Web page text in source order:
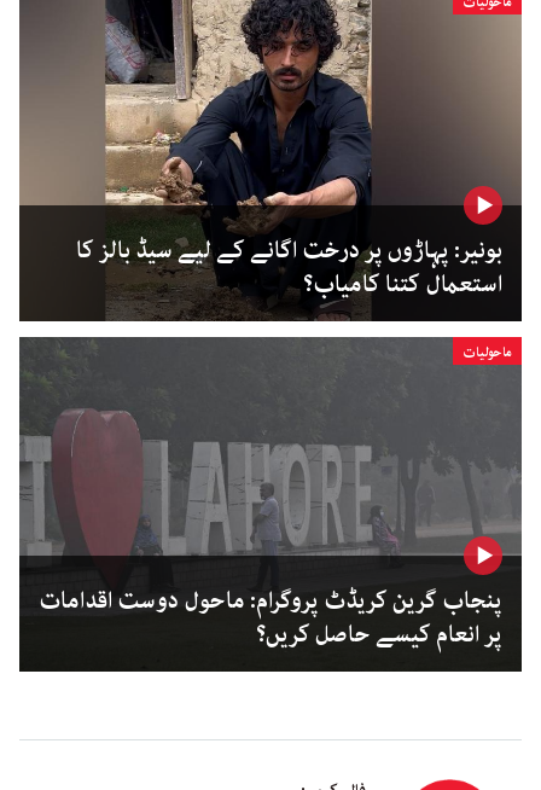
بونیر: پہاڑوں پر درخت اگانے کے لیے سیڈ بالز کا
استعمال کتنا کامیاب؟
ماحولیات
پنجاب گرین کریڈٹ پروگرام: ماحول دوست اقدامات
پر انعام کیسے حاصل کریں؟